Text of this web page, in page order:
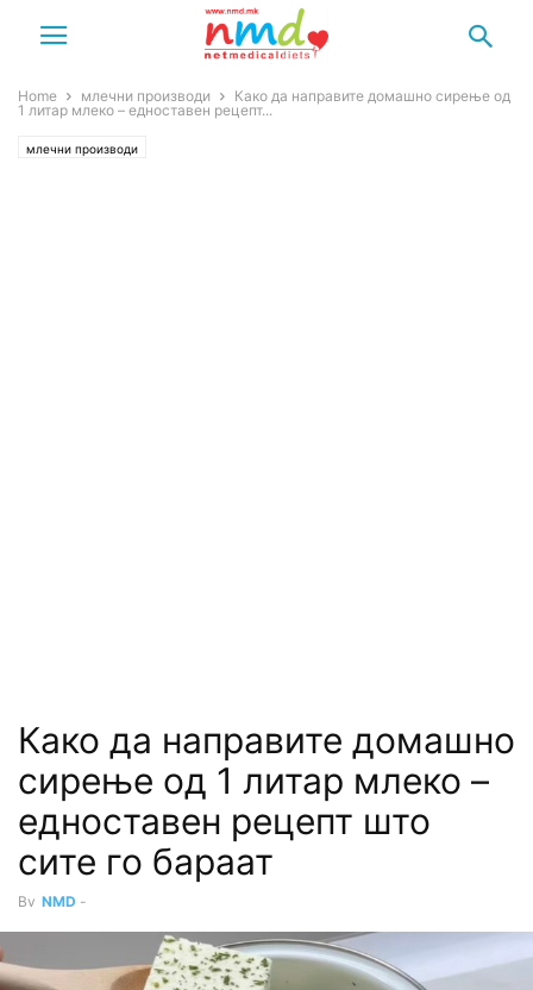
Home млечни производи
Како да направите домашно сирење од
1 литар млеко – едноставен рецепт...
млечни производи
Како да направите домашно
сирење од 1 литар млеко –
едноставен рецепт што
сите го бараат
By NMD -